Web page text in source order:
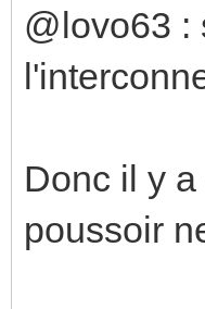
@lovo63 :
Donc il y
poussoir